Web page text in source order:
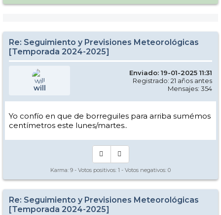
Re: Seguimiento y Previsiones Meteorológicas
[Temporada 2024-2025]
will
Enviado: 19-01-2025 11:31
Registrado: 21 años antes
Mensajes: 354
Yo confío en que de borreguiles para arriba sumémos
centímetros este lunes/martes..
Karma: 9 - Votos positivos: 1 - Votos negativos: 0
Re: Seguimiento y Previsiones Meteorológicas
[Temporada 2024-2025]